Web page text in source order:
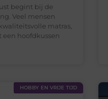
begint bij de
Veel mensen
matras,
een hoofdkussen
HOBBY EN VRIJE TIJD